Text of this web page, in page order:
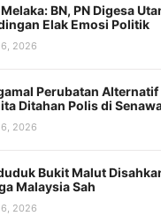
Melaka: BN, PN Digesa
Elak Emosi Politik
2026
Perubatan Alternatif
Ditahan Polis di
2026
Bukit Malut
Malaysia Sah
2026